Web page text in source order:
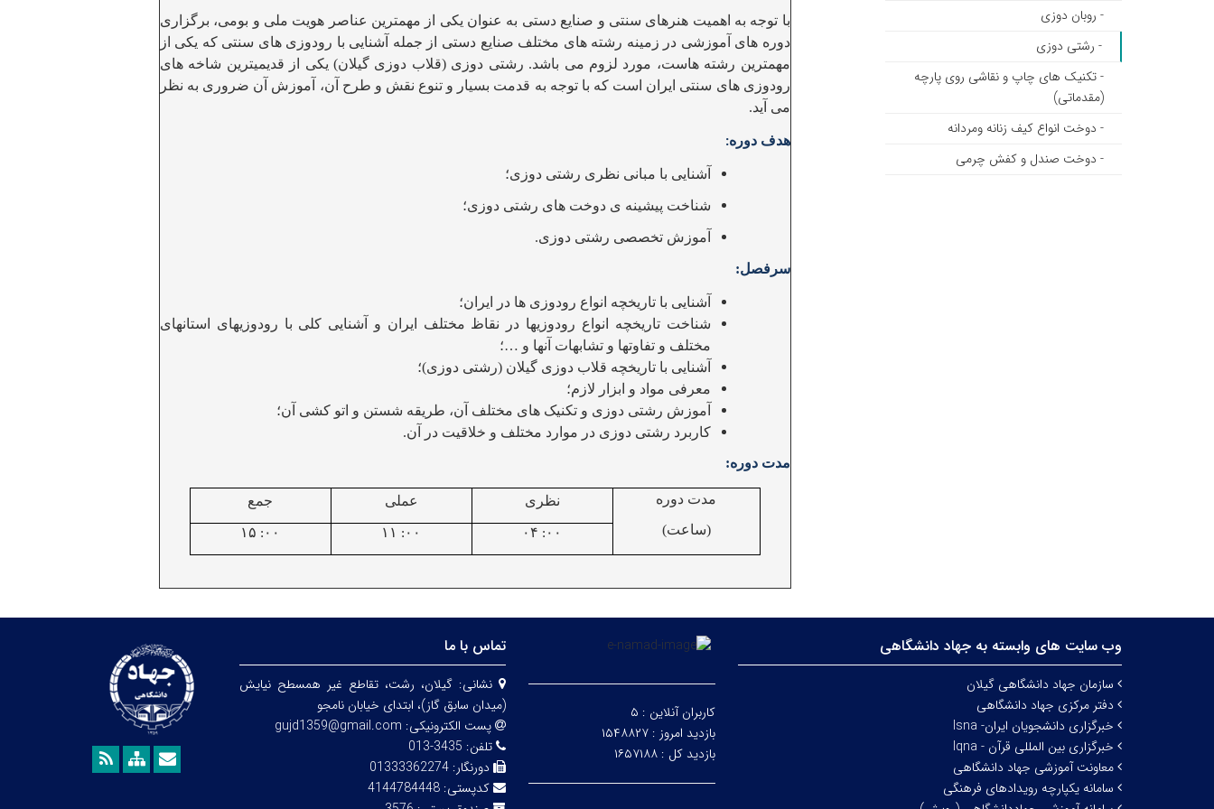
با توجه به اهمیت هنرهای سنتی و صنایع دستی به عنوان یکی از مهمترین عناصر هویت ملی و بومی، برگزاری
دوره های آموزشی در زمینه رشته های مختلف صنایع دستی از جمله آشنایی با رودوزی های سنتی که یکی از
مهمترین رشته هاست، مورد لزوم می باشد. رشتی دوزی (قلاب دوزی گیلان) یکی از قدیمیترین شاخه های
رودوزی های سنتی ایران است که با توجه به قدمت بسیار و تنوع نقش و طرح آن، آموزش آن ضروری به نظر
می آید.
هدف دوره:
آشنایی با مبانی نظری رشتی دوزی؛
شناخت پیشینه ی دوخت های رشتی دوزی؛
آموزش تخصصی رشتی دوزی.
سرفصل:
آشنایی با تاریخچه انواع رودوزی ها در ایران؛
شناخت تاریخچه انواع رودوزیها در نقاظ مختلف ایران و آشنایی کلی با رودوزیهای استانهای
مختلف و تفاوتها و تشابهات آنها و …؛
آشنایی با تاریخچه قلاب دوزی گیلان (رشتی دوزی)؛
معرفی مواد و ابزار لازم؛
آموزش رشتی دوزی و تکنیک های مختلف آن، طریقه شستن و اتو کشی آن؛
کاربرد رشتی دوزی در موارد مختلف و خلاقیت در آن.
مدت دوره:
مدت دوره
(ساعت)
نظری عملی جمع
۰۴ :۰۰ ۱۱ :۰۰ ۱۵ :۰۰
- روبان دوزی
- رشتی دوزی
- تکنیک های چاپ و نقاشی روی پارچه
(مقدماتی)
- دوخت انواع کیف زنانه ومردانه
- دوخت صندل و کفش چرمی
وب سایت های وابسته به جهاد دانشگاهی
سازمان جهاد دانشگاهی گیلان
دفتر مرکزی جهاد دانشگاهی
خبرگزاری دانشجویان ایران- Isna
خبرگزاری بین المللی قرآن - Iqna
معاونت آموزشی جهاد دانشگاهی
سامانه یکپارچه رویدادهای فرهنگی
کاربران آنلاین : ۵
بازدید امروز : ۱۵۴۸۸۲۷
بازدید کل : ۱۶۵۷۱۸۸
تماس با ما
نشانی:گیلان، رشت، تقاطع غیر همسطح نیایش
(میدان سابق گاز)، ابتدای خیابان نامجو
پست الکترونیکی: gujd1359@gmail.com
تلفن: 3435-013
دورنگار:01333362274
کدپستی:4144784448